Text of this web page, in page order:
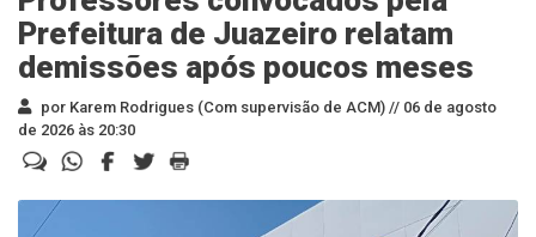
Prefeitura de Juazeiro relatam
demissões após poucos meses
por Karem Rodrigues (Com supervisão de ACM) // 06 de agosto
de 2026 às 20:30